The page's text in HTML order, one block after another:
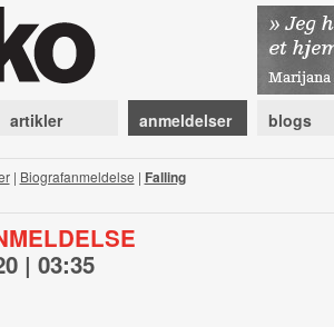
artikler anmeldelser blogs
| Biografanmeldelse | Falling
| 03:35